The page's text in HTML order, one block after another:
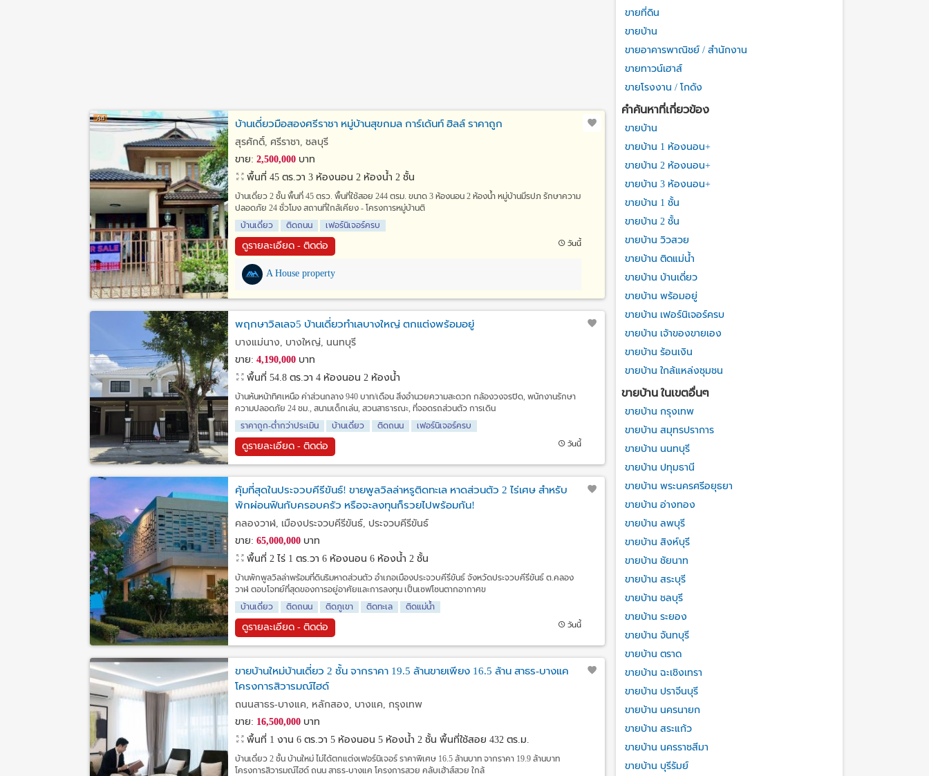
บ้านเดี่ยวมือสองศรีราชา หมู่บ้านสุขกมล การ์เด้นท์ ฮิลล์ ราคาถูก
สุรศักดิ์, ศรีราชา, ชลบุรี
ขาย: 2,500,000 บาท
พื้นที่ 45 ตร.วา 3 ห้องนอน 2 ห้องน้ำ 2 ชั้น
บ้านเดี่ยว 2 ชั้น พื้นที่ 45 ตรว. พื้นที่ใช้สอย 244 ตรม. ขนาด 3 ห้องนอน 2 ห้องน้ำ หมู่บ้านมีรปภ รักษาความ
ปลอดภัย 24 ชั่วโมง สถานที่ใกล้เคียง - โครงการหมู่บ้านติ
บ้านเดี่ยว
ติดถนน เฟอร์นิเจอร์ครบ
ดูรายละเอียด - ติดต่อ วันนี้
A House property
พฤกษาวิลเลจ5 บ้านเดี่ยวทำเลบางใหญ่ ตกแต่งพร้อมอยู่
บางแม่นาง, บางใหญ่, นนทบุรี
ขาย: 4,190,000 บาท
พื้นที่ 54.8 ตร.วา 4 ห้องนอน 2 ห้องน้ำ
บ้านหันหน้าทิศเหนือ ค่าส่วนกลาง 940 บาท/เดือน สิ่งอำนวยความสะดวก กล้องวงจรปิด, พนักงานรักษา
ความปลอดภัย 24 ชม., สนามเด็กเล่น, สวนสาธารณะ, ที่จอดรถส่วนตัว การเดิน
ราคาถูก-ต่ำกว่าประเมิน
บ้านเดี่ยว ติดถนน เฟอร์นิเจอร์ครบ
ดูรายละเอียด - ติดต่อ วันนี้
คุ้มที่สุดในประจวบคีรีขันธ์! ขายพูลวิลล่าหรูติดทะเล หาดส่วนตัว 2 ไร่เศษ สำหรับ
พักผ่อนฟินกับครอบครัว หรือจะลงทุนก็รวยไปพร้อมกัน!
คลองวาฬ, เมืองประจวบคีรีขันธ์, ประจวบคีรีขันธ์
ขาย: 65,000,000 บาท
พื้นที่ 2 ไร่ 1 ตร.วา 6 ห้องนอน 6 ห้องน้ำ 2 ชั้น
บ้านพักพูลวิลล่าพร้อมที่ดินริมหาดส่วนตัว อำเภอเมืองประจวบคีรีขันธ์ จังหวัดประจวบคีรีขันธ์ ต.คลอง
วาฬ ตอบโจทย์ที่สุดของการอยู่อาศัยและการลงทุน เป็นเซฟโซนตากอากาศข
บ้านเดี่ยว
ติดถนน ติดภูเขา ติดทะเล ติดแม่น้ำ
ดูรายละเอียด - ติดต่อ วันนี้
ขายบ้านใหม่บ้านเดี่ยว 2 ชั้น จากราคา 19.5 ล้านขายเพียง 16.5 ล้าน สาธร-บางแค
โครงการสิวารมณ์ไฮด์
ถนนสาธร-บางแค, หลักสอง, บางแค, กรุงเทพ
ขาย: 16,500,000 บาท
พื้นที่ 1 งาน 6 ตร.วา 5 ห้องนอน 5 ห้องน้ำ 2 ชั้น พื้นที่ใช้สอย 432 ตร.ม.
บ้านเดี่ยว 2 ชั้น บ้านใหม่ ไม่ได้ตกแต่งเฟอร์นิเจอร์ ราคาพิเศษ 16.5 ล้านบาท จากราคา 19.9 ล้านบาท
โครงการสิวารมณ์ไฮด์ ถนน สาธร-บางแค โครงการสวย คลับเฮ้าส์สวย ใกล้
ขายที่ดิน
ขายบ้าน
ขายอาคารพาณิชย์ / สำนักงาน
ขายทาวน์เฮาส์
ขายโรงงาน / โกดัง
คำค้นหาที่เกี่ยวข้อง
ขายบ้าน
ขายบ้าน 1 ห้องนอน+
ขายบ้าน 2 ห้องนอน+
ขายบ้าน 3 ห้องนอน+
ขายบ้าน 1 ชั้น
ขายบ้าน 2 ชั้น
ขายบ้าน วิวสวย
ขายบ้าน ติดแม่น้ำ
ขายบ้าน บ้านเดี่ยว
ขายบ้าน พร้อมอยู่
ขายบ้าน เฟอร์นิเจอร์ครบ
ขายบ้าน เจ้าของขายเอง
ขายบ้าน ร้อนเงิน
ขายบ้าน ใกล้แหล่งชุมชน
ขายบ้าน ในเขตอื่นๆ
ขายบ้าน กรุงเทพ
ขายบ้าน สมุทรปราการ
ขายบ้าน นนทบุรี
ขายบ้าน ปทุมธานี
ขายบ้าน พระนครศรีอยุธยา
ขายบ้าน อ่างทอง
ขายบ้าน ลพบุรี
ขายบ้าน สิงห์บุรี
ขายบ้าน ชัยนาท
ขายบ้าน สระบุรี
ขายบ้าน ชลบุรี
ขายบ้าน ระยอง
ขายบ้าน จันทบุรี
ขายบ้าน ตราด
ขายบ้าน ฉะเชิงเทรา
ขายบ้าน ปราจีนบุรี
ขายบ้าน นครนายก
ขายบ้าน สระแก้ว
ขายบ้าน นครราชสีมา
ขายบ้าน บุรีรัมย์